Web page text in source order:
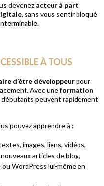
devenez acteur à part
, sans vous sentir bloqué
À TOUS
d’être développeurpour
Avec uneformation
débutants peuvent rapidement
pouvez apprendre à :
images, liens, vidéos,
articles de blog,
WordPress lui-même en